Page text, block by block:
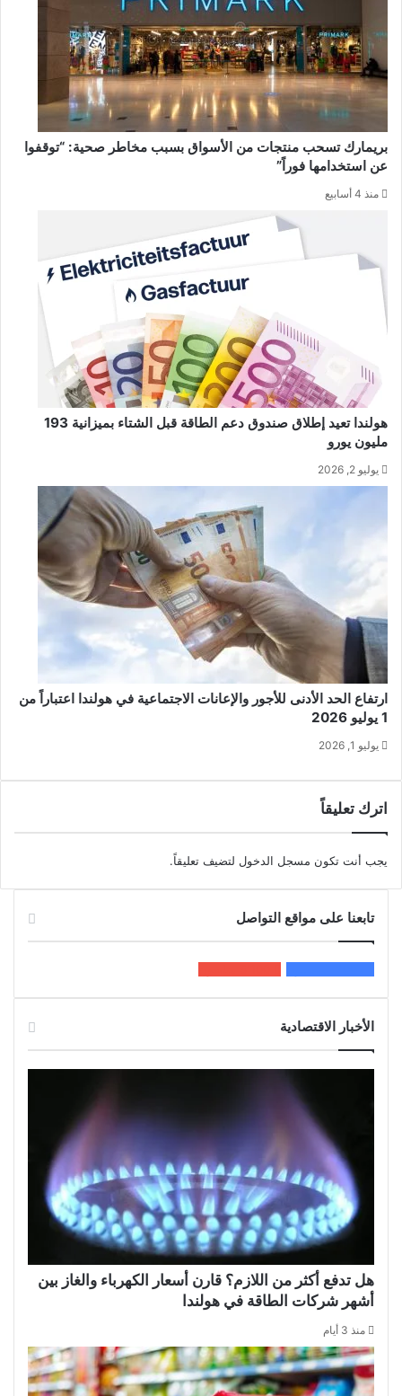
بريمارك تسحب منتجات من الأسواق بسبب مخاطر صحية: “توقفوا
عن استخدامها فوراً”
منذ 4 أسابيع
هولندا تعيد إطلاق صندوق دعم الطاقة قبل الشتاء بميزانية 193
مليون يورو
يوليو 2, 2026
ارتفاع الحد الأدنى للأجور والإعانات الاجتماعية في هولندا اعتباراً من
1 يوليو 2026
يوليو 1, 2026
اترك تعليقاً
يجب أنت تكون مسجل الدخول لتضيف تعليقاً.
تابعنا على مواقع التواصل
الأخبار الاقتصادية
هل تدفع أكثر من اللازم؟ قارن أسعار الكهرباء والغاز بين
أشهر شركات الطاقة في هولندا
منذ 3 أيام